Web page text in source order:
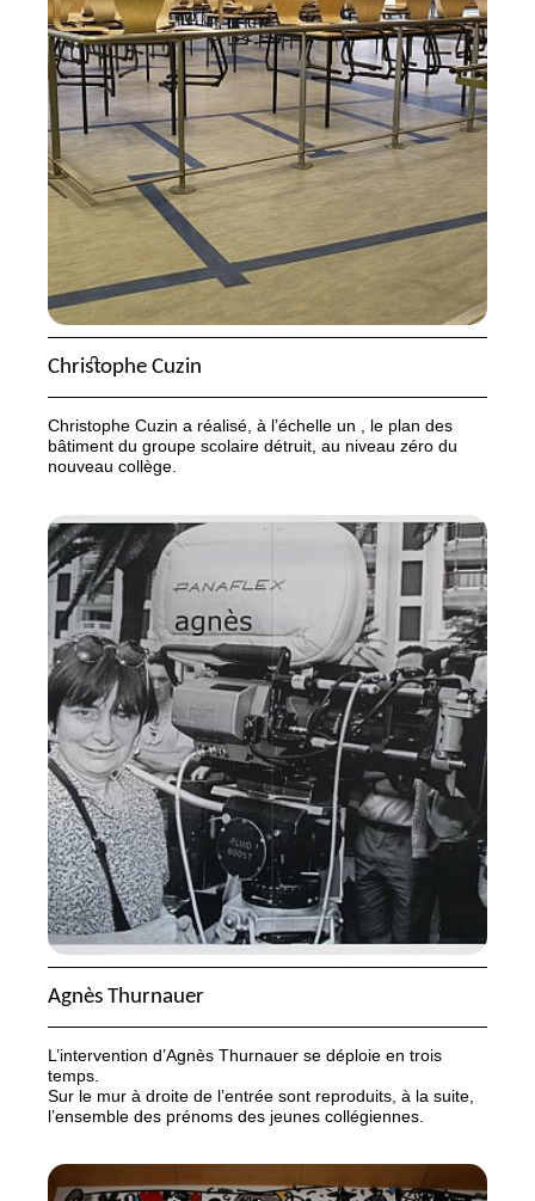
Christophe Cuzin
Christophe Cuzin a réalisé, à l’échelle un , le plan des
bâtiment du groupe scolaire détruit, au niveau zéro du
nouveau collège.
Agnès Thurnauer
L’intervention d’Agnès Thurnauer se déploie en trois
temps.
Sur le mur à droite de l’entrée sont reproduits, à la suite,
l’ensemble des prénoms des jeunes collégiennes.